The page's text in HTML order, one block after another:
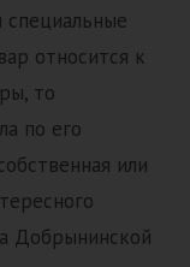
относится к
то
по его
или
Добрынинской